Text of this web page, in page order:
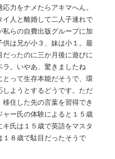
力をナメたらアキマへん。
イ人と離婚して二人子連れで
私らの自費出版グループに加
供は兄が小３、妹は小１。最
ったのに三か月後に遊びに
ラ。いやあ、驚きましたね
とって生存本能だそうで、環
しようとするどうです。ただ
移住した先の言葉を習得でき
ャー氏の体験によると１５歳
キ氏は１５歳で英語をマスタ
１８歳で駄目だったそうで